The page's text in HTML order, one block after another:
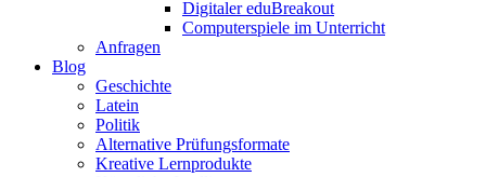
Digitaler eduBreakout
Computerspiele im Unterricht
Anfragen
Blog
Geschichte
Latein
Politik
Alternative Prüfungsformate
Kreative Lernprodukte